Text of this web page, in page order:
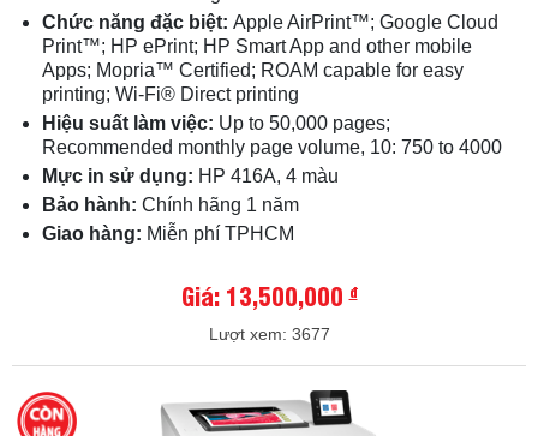
Chức năng đặc biệt: Apple AirPrint™; Google Cloud
Print™; HP ePrint; HP Smart App and other mobile
Apps; Mopria™ Certified; ROAM capable for easy
printing; Wi-Fi® Direct printing
Hiệu suất làm việc: Up to 50,000 pages;
Recommended monthly page volume, 10: 750 to 4000
Mực in sử dụng: HP 416A, 4 màu
Bảo hành: Chính hãng 1 năm
Giao hàng: Miễn phí TPHCM
Giá: 13,500,000đ
Lượt xem: 3677